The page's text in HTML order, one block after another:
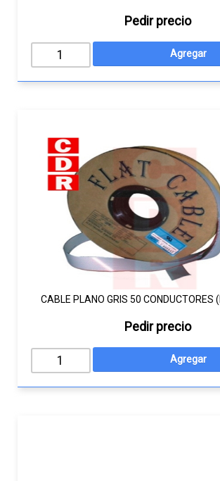
Pedir precio
CABLE PLANO GRIS 50 CONDUCTORES
Pedir precio